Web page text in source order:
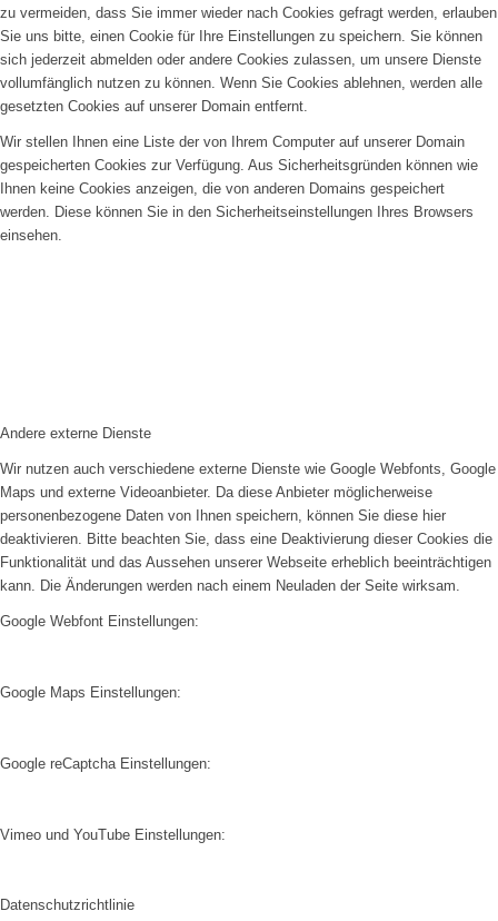
zu vermeiden, dass Sie immer wieder nach Cookies gefragt werden, erlauben
Sie uns bitte, einen Cookie für Ihre Einstellungen zu speichern. Sie können
sich jederzeit abmelden oder andere Cookies zulassen, um unsere Dienste
vollumfänglich nutzen zu können. Wenn Sie Cookies ablehnen, werden alle
gesetzten Cookies auf unserer Domain entfernt.
Wir stellen Ihnen eine Liste der von Ihrem Computer auf unserer Domain
gespeicherten Cookies zur Verfügung. Aus Sicherheitsgründen können wie
Ihnen keine Cookies anzeigen, die von anderen Domains gespeichert
werden. Diese können Sie in den Sicherheitseinstellungen Ihres Browsers
einsehen.
Andere externe Dienste
Wir nutzen auch verschiedene externe Dienste wie Google Webfonts, Google
Maps und externe Videoanbieter. Da diese Anbieter möglicherweise
personenbezogene Daten von Ihnen speichern, können Sie diese hier
deaktivieren. Bitte beachten Sie, dass eine Deaktivierung dieser Cookies die
Funktionalität und das Aussehen unserer Webseite erheblich beeinträchtigen
kann. Die Änderungen werden nach einem Neuladen der Seite wirksam.
Google Webfont Einstellungen:
Google Maps Einstellungen:
Google reCaptcha Einstellungen:
Vimeo und YouTube Einstellungen:
Datenschutzrichtlinie